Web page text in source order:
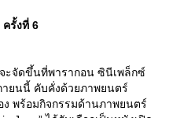
ครั้งที่ 6
ะจัดขึ้นที่พารากอน ซินีเพล็กซ์
ายนนี้ คับคั่งด้วยภาพยนตร์
พร้อมกิจกรรมด้านภาพยนตร์